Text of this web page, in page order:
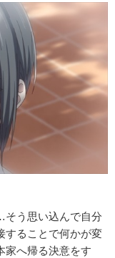
う思い込んで自分
することで何かが変
家へ帰る決意をす